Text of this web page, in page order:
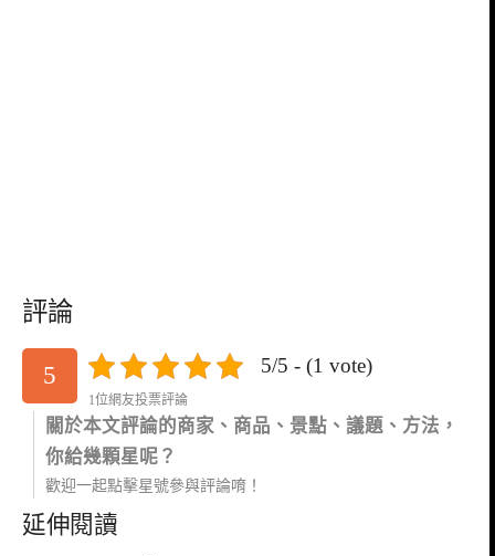
評論
5 5/5 - (1 vote)
1位網友投票評論
關於本文評論的商家、商品、景點、議題、方法，
你給幾顆星呢？
歡迎一起點擊星號參與評論唷！
延伸閱讀